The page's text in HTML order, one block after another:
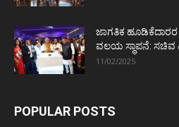
ಜಾಗತಿಕ
ವಲಯ ಸ್ಥಾಪನೆ: ಸಚಿವ
11/02/2025
POPULAR POSTS